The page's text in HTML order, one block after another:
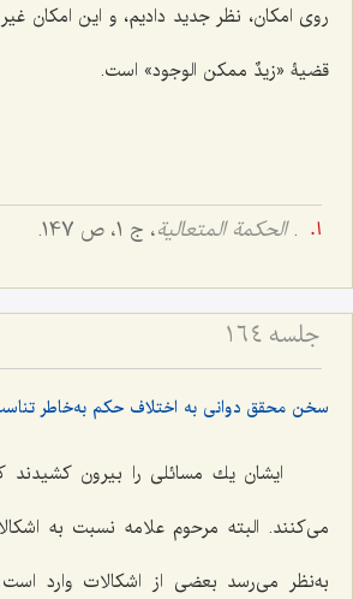
روى امكان، نظر جدید دادیم، و این امكان
قضیۀ «زیدٌ ممكن الوجود» است.
.الحکمة المتعالیة، ج 1، ص 147.
جلسه ۱۶۴
سخن محقق دوانی به اختلاف حکم به‌خاطر
ایشان یك مسائلى را بیرون
مى‌كنند. البته‌ مرحوم علامه نسبت به
به‌نظر مى‌رسد بعضى از اشكالات وارد